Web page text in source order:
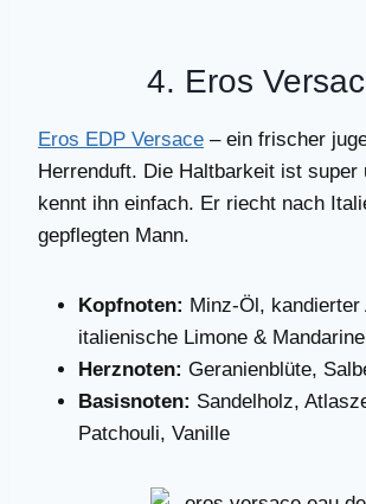
4. Eros
Eros EDP Versace – ein frischer
Herrenduft. Die Haltbarkeit ist super
kennt ihn einfach. Er riecht nach
gepflegten Mann.
Kopfnoten: Minz-Öl, kandierter
italienische Limone & Mandarine
Herznoten: Geranienblüte,
Basisnoten: Sandelholz,
Patchouli, Vanille